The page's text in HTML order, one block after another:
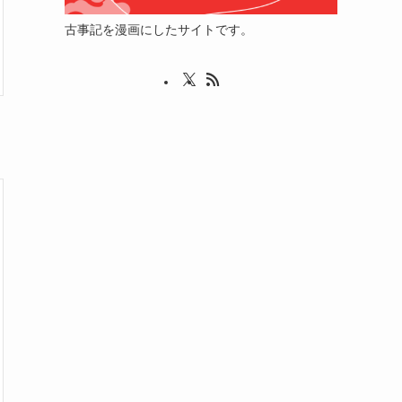
古事記を漫画にしたサイトです。